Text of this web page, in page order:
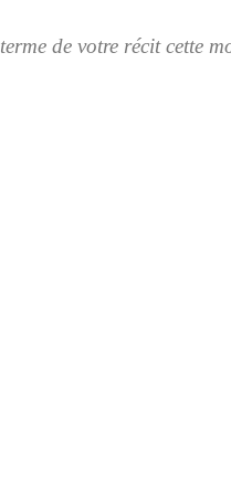
de votre récit cette